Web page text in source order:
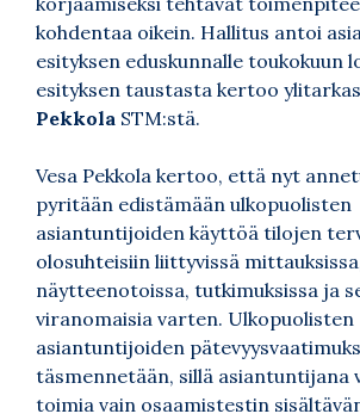
kohdentaa oikein. Hallitus antoi
esityksen eduskunnalle toukokuun
esityksen taustasta kertoo
Pekkola STM:stä.
Vesa Pekkola kertoo, että nyt
pyritään edistämään ulkopuolisten
asiantuntijoiden käyttöä tilojen
olosuhteisiin liittyvissä
näytteenotoissa, tutkimuksissa ja
viranomaisia varten. Ulkopuolisten
asiantuntijoiden
täsmennetään, sillä asiantuntijana
toimia vain osaamistestin